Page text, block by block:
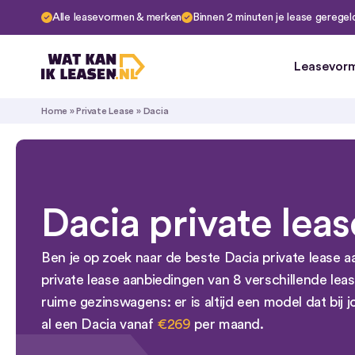
Alle leasevormen & merken Binnen 2 minuten je lease
Home »Private Lease » Dacia
Dacia private
Ben je op zoek naar de beste Dacia private lease
private lease aanbiedingen van 8 verschillende
ruime gezinswagens: er is altijd een model dat
al een Dacia vanaf €269 per maand.